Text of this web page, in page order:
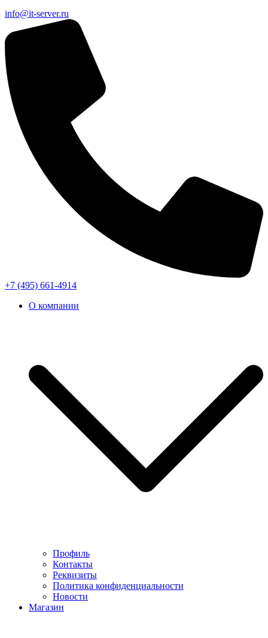
info@it-server.ru
+7 (495) 661-4914
О компании
Профиль
Контакты
Реквизиты
Политика конфиденциальности
Новости
Магазин